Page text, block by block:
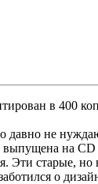
в 400
давно не
на
Эти старые,
о